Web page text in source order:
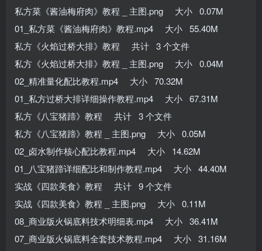
私方菜《酱油梅府肉》教程 _ 主图.png 大小 0.07M
01_私方菜《酱油梅府肉》教程.mp4 大小 55.40M
私方《火焰过桥大排》教程 共计 3 个文件
私方《火焰过桥大排》教程 _ 主图.png 大小 0.04M
02_精准量化配比教程.mp4 大小 70.32M
01_私方过桥大排详细操作教程.mp4 大小 67.31M
私方《八宝猪蹄》教程 共计 3 个文件
私方《八宝猪蹄》教程 _ 主图.png 大小 0.05M
02_卤水制作核心配比教程.mp4 大小 14.62M
01_八宝猪蹄详细配比和制作教程.mp4 大小 44.40M
实战《四款美食》教程 共计 9 个文件
实战《四款美食》教程 _ 主图.png 大小 0.11M
08_商业版火锅底料技术明细表.mp4 大小 36.41M
07_商业版火锅底料全套技术教程.mp4 大小 31.16M